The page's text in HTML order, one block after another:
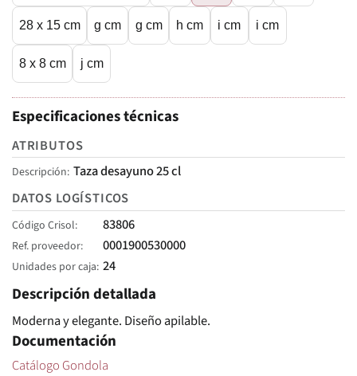
28 x 15 cm g cm g cm h cm i cm i cm
8 x 8 cm j cm
Especificaciones técnicas
ATRIBUTOS
Descripción Taza desayuno 25 cl
DATOS LOGÍSTICOS
Código Crisol 83806
Ref. proveedor 0001900530000
Unidades por caja 24
Descripción detallada
Moderna y elegante. Diseño apilable.
Documentación
Catálogo Gondola